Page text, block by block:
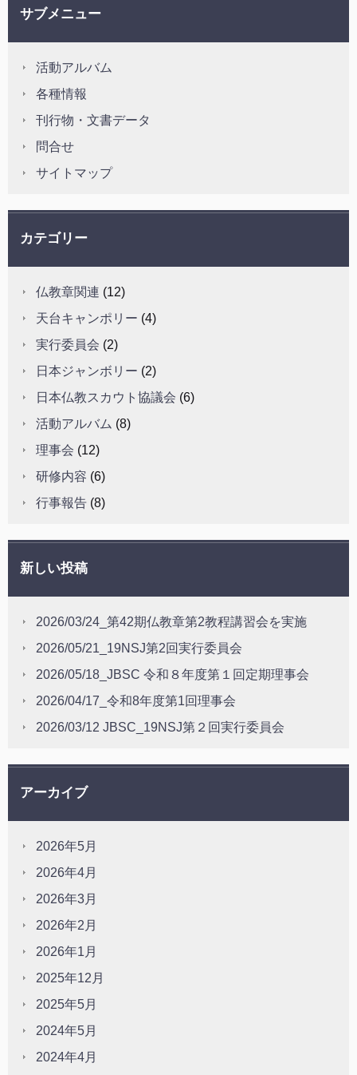
サブメニュー
活動アルバム
各種情報
刊行物・文書データ
問合せ
サイトマップ
カテゴリー
仏教章関連 (12)
天台キャンポリー (4)
実行委員会 (2)
日本ジャンボリー (2)
日本仏教スカウト協議会 (6)
活動アルバム (8)
理事会 (12)
研修内容 (6)
行事報告 (8)
新しい投稿
2026/03/24_第42期仏教章第2教程講習会を実施
2026/05/21_19NSJ第2回実行委員会
2026/05/18_JBSC 令和８年度第１回定期理事会
2026/04/17_令和8年度第1回理事会
2026/03/12 JBSC_19NSJ第２回実行委員会
アーカイブ
2026年5月
2026年4月
2026年3月
2026年2月
2026年1月
2025年12月
2025年5月
2024年5月
2024年4月